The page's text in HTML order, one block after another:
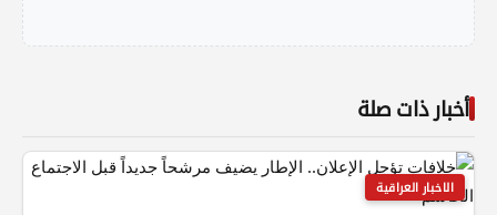
أخبار ذات صلة
الاخبار العراقية